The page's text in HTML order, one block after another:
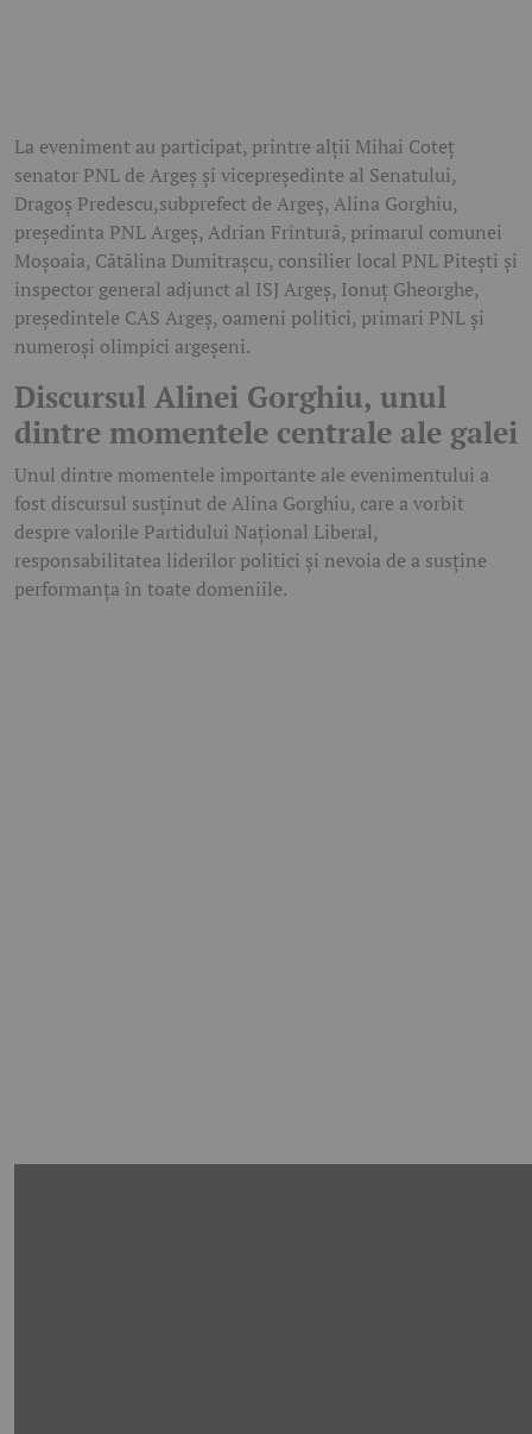
La eveniment au participat, printre alții Mihai Coteț
senator PNL de Argeș și vicepreședinte al Senatului,
Dragoș Predescu,subprefect de Argeș, Alina Gorghiu,
președinta PNL Argeș, Adrian Frîntură, primarul comunei
Moșoaia, Cătălina Dumitrașcu, consilier local PNL Pitești și
inspector general adjunct al ISJ Argeș, Ionuț Gheorghe,
președintele CAS Argeș, oameni politici, primari PNL și
numeroși olimpici argeșeni.
Discursul Alinei Gorghiu, unul
dintre momentele centrale ale galei
Unul dintre momentele importante ale evenimentului a
fost discursul susținut de Alina Gorghiu, care a vorbit
despre valorile Partidului Național Liberal,
responsabilitatea liderilor politici și nevoia de a susține
performanța în toate domeniile.